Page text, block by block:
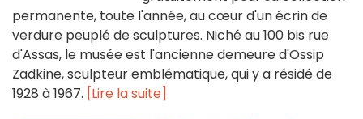
permanente, toute l'année, au cœur d'un écrin de
verdure peuplé de sculptures. Niché au 100 bis rue
d'Assas, le musée est l'ancienne demeure d'Ossip
Zadkine, sculpteur emblématique, qui y a résidé de
1928 à 1967. [Lire la suite]